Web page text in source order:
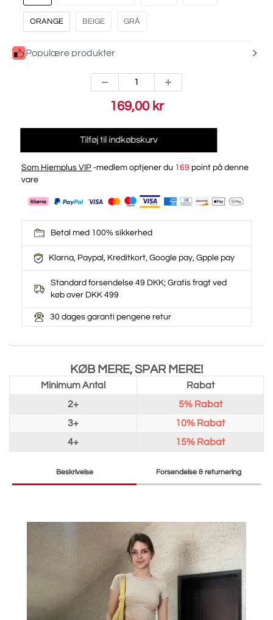
ORANGE BEIGE GRÅ
Populære produkter
169,00 kr
Tilføj til indkøbskurv
Som Hjemplus VIP -medlem optjener du 169 point på denne
vare
Betal med 100% sikkerhed
Klarna, Paypal, Kreditkort, Google pay, Gpple pay
Standard forsendelse 49 DKK; Gratis fragt ved
køb over DKK 499
30 dages garanti pengene retur
KØB MERE, SPAR MERE!
Minimum Antal
Rabat
2+
5% Rabat
3+
10% Rabat
4+
15% Rabat
Beskrivelse Forsendelse & returnering